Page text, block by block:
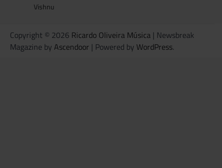
Vishnu
Copyright © 2026 Ricardo Oliveira Música | Newsbreak
Magazine by Ascendoor | Powered by WordPress.